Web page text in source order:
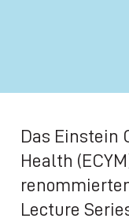
Das Einstein
Health
Lecture